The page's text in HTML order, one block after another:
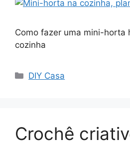
Como fazer uma mini-horta
cozinha
Categorias
DIY Casa
Crochê